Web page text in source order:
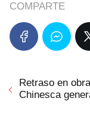
COMPARTE
Retraso en
Chinesca